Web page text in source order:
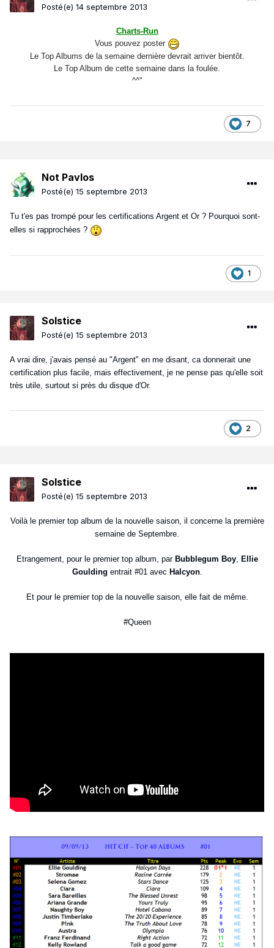
Posté(e) 14 septembre 2013
Charts-Run
Vous pouvez poster
Le Top Albums de la semaine dernière devrait arriver bientôt.
Le Top Album de cette semaine dans la foulée.
^^"
7
Not Pavlos
Posté(e) 15 septembre 2013
Tu t'es pas trompé pour les certifications Argent et Or ? Pourquoi sont-
elles si rapprochées ?
1
Solstice
Posté(e) 15 septembre 2013
A vrai dire, j'avais pensé au "Argent" en me disant, ca donnerait une
certification plus facile, mais effectivement, je ne pense pas qu'elle soit
très utile, surtout si près du disque d'Or.
2
Solstice
Posté(e) 15 septembre 2013
Voilà le premier top album de la nouvelle saison, il concerne la première
semaine de Septembre.
Etrangement, pour le premier top album, par Bubblegum Boy, Ellie
Goulding entrait #01 avec Halcyon.
Et pour le premier top de la nouvelle saison, elle fait de même.
#Queen